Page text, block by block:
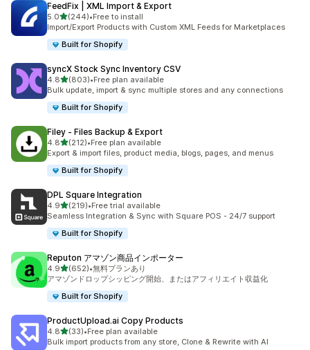
FeedFix | XML Import & Export
5.05つ星中
(244)
合計レビュー数：244件
•Free to install
Import/Export Products with Custom XML Feeds for Marketplaces
Built for Shopify
syncX Stock Sync Inventory CSV
4.85つ星中
(803)
合計レビュー数：803件
•Free plan available
Bulk update, import & sync multiple stores and any connections
Built for Shopify
Filey ‑ Files Backup & Export
4.85つ星中
(212)
合計レビュー数：212件
•Free plan available
Export & import files, product media, blogs, pages, and menus
Built for Shopify
DPL Square Integration
4.95つ星中
(219)
合計レビュー数：219件
•Free trial available
Seamless Integration & Sync with Square POS - 24/7 support
Built for Shopify
Reputon アマゾン商品インポーター
4.95つ星中
(652)
合計レビュー数：652件
•無料プランあり
アマゾンドロップシッピング開始、またはアフィリエイト収益化
Built for Shopify
ProductUpload.ai Copy Products
4.85つ星中
(33)
合計レビュー数：33件
•Free plan available
Bulk import products from any store, Clone & Rewrite with AI